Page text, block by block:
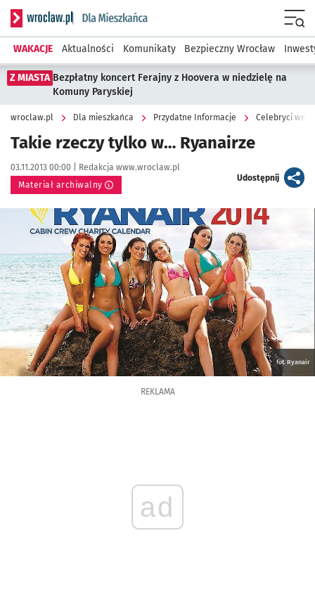
Serwis informacyjny wroclaw.pl podserwis: Dla mieszkańca
WAKACJE Aktualności Komunikaty Bezpieczny Wrocław
Z MIASTA Bezpłatny koncert Ferajny z Hoovera w niedzielę na
Komuny Paryskiej
wroclaw.pl Dla mieszkańca Przydatne Informacje Celebryci we
Takie rzeczy tylko w… Ryanairze
Data publikacji:
03.11.2013 00:00 | Autor:
Redakcja www.wroclaw.pl
Materiał archiwalny
Udostępnijartykuł
Kliknij, aby powiększyć
fot. Ryanair
REKLAMA
ad